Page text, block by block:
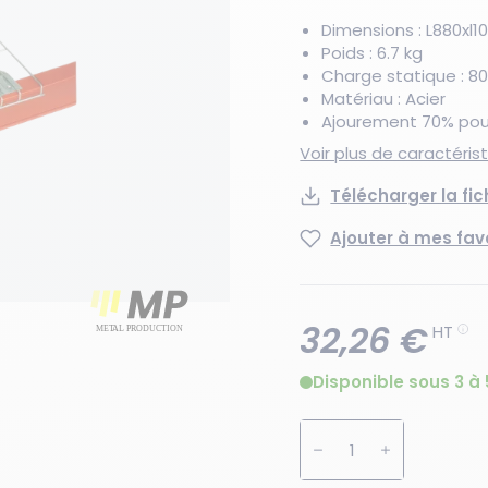
Dimensions :
Poids : 6.7 kg
Charge statique :
Matériau : Acier
Ajourement 70%
Voir plus de
Télécharger la
Ajouter à mes
32,26 € HT
Disponible sous 3 à
Augmenter la